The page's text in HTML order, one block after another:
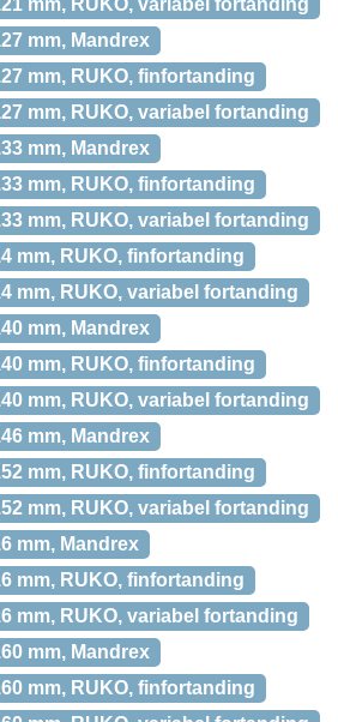
mm, RUKO, variabel fortanding
mm, Mandrex
mm, RUKO, finfortanding
mm, RUKO, variabel fortanding
mm, Mandrex
mm, RUKO, finfortanding
mm, RUKO, variabel fortanding
mm, RUKO, finfortanding
mm, RUKO, variabel fortanding
mm, Mandrex
mm, RUKO, finfortanding
mm, RUKO, variabel fortanding
mm, Mandrex
mm, RUKO, finfortanding
mm, RUKO, variabel fortanding
mm, Mandrex
mm, RUKO, finfortanding
mm, RUKO, variabel fortanding
mm, Mandrex
mm, RUKO, finfortanding